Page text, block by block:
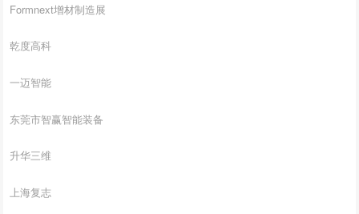
Formnext增材制造展
乾度高科
一迈智能
东莞市智赢智能装备
升华三维
上海复志